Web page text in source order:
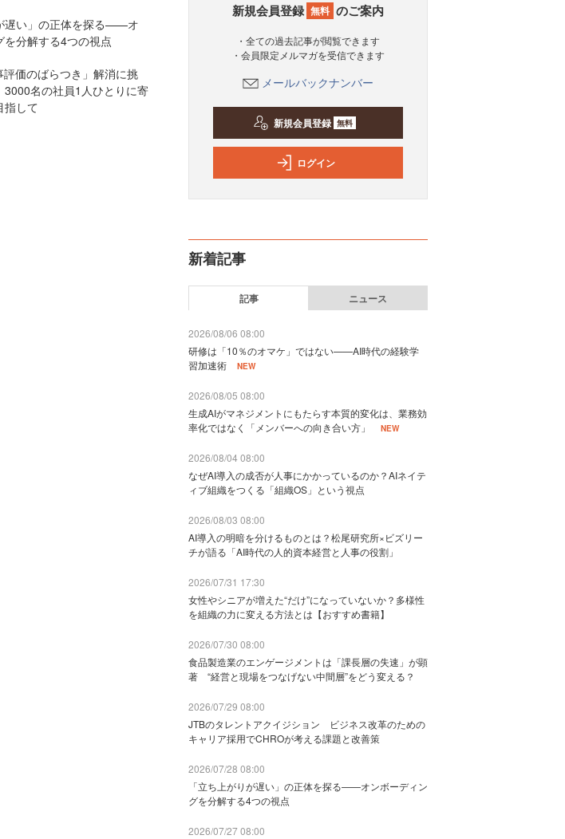
遅い」の正体を探る——オ
を分解する4つの視点
価のばらつき」解消に挑
名の社員1人ひとりに寄
指して
新規会員登録 無料 のご案内
・全ての過去記事が閲覧できます
・会員限定メルマガを受信できます
メールバックナンバー
新規会員登録 無料
ログイン
新着記事
記事 ニュース
2026/08/06 08:00
研修は「10％のオマケ」ではない——AI時代の経験学
習加速術
NEW
2026/08/05 08:00
生成AIがマネジメントにもたらす本質的変化は、業務効
率化ではなく「メンバーへの向き合い方」
NEW
2026/08/04 08:00
なぜAI導入の成否が人事にかかっているのか？AIネイテ
ィブ組織をつくる「組織OS」という視点
2026/08/03 08:00
AI導入の明暗を分けるものとは？松尾研究所×ビズリー
チが語る「AI時代の人的資本経営と人事の役割」
2026/07/31 17:30
女性やシニアが増えた“だけ”になっていないか？多様性
を組織の力に変える方法とは【おすすめ書籍】
2026/07/30 08:00
食品製造業のエンゲージメントは「課長層の失速」が顕
著 “経営と現場をつなげない中間層”をどう変える？
2026/07/29 08:00
JTBのタレントアクイジション ビジネス改革のための
キャリア採用でCHROが考える課題と改善策
2026/07/28 08:00
「立ち上がりが遅い」の正体を探る——オンボーディン
グを分解する4つの視点
2026/07/27 08:00